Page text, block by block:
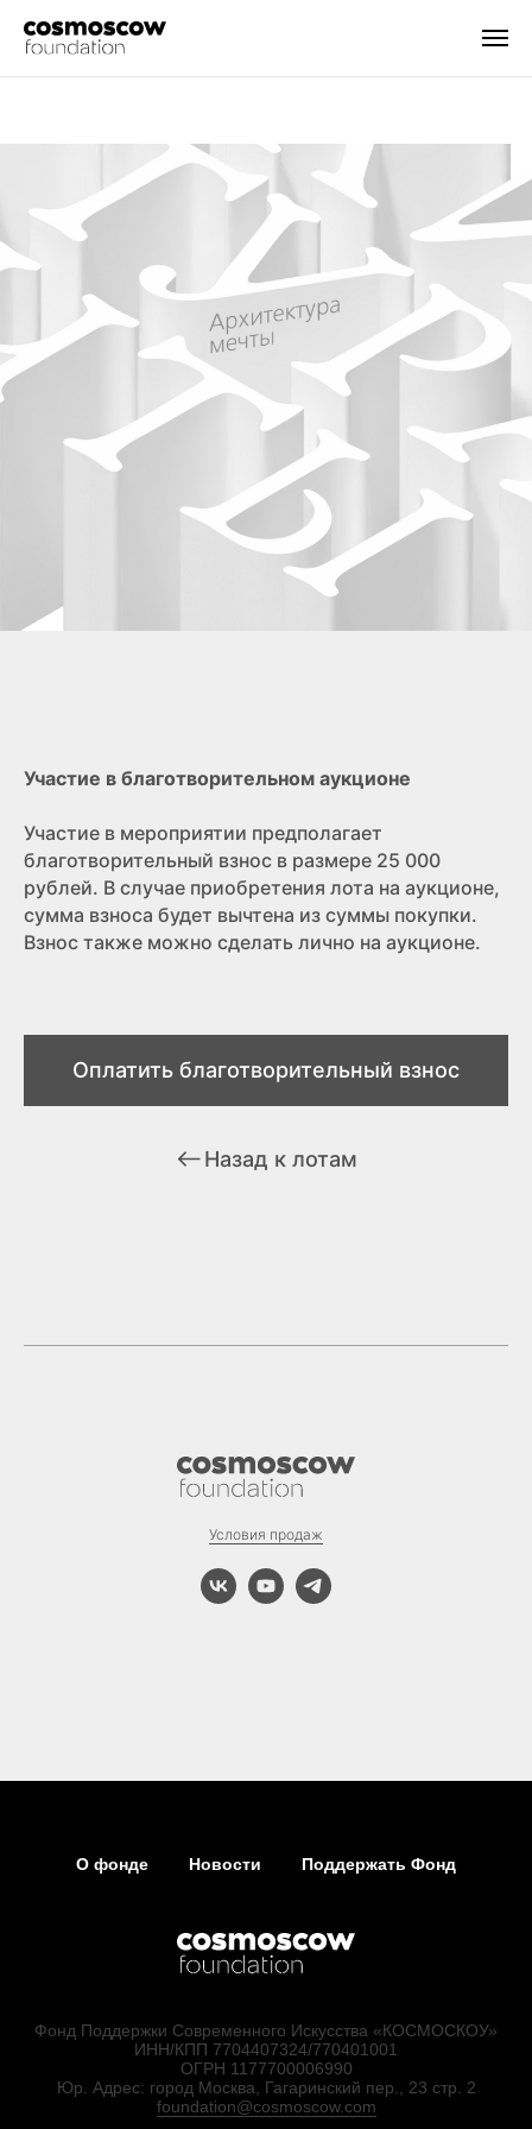
Участие в благотворительном аукционе
Участие в мероприятии предполагает
благотворительный взнос в размере 25 000
рублей. В случае приобретения лота на аукционе,
сумма взноса будет вычтена из суммы покупки.
Взнос также можно сделать лично на аукционе.
Оплатить благотворительный взнос
Назад к лотам
Условия продаж
О фонде Новости Поддержать Фонд
Фонд Поддержки Современного Искусства «КОСМОСКОУ»
ИНН/КПП 7704407324/770401001
ОГРН 1177700006990
Юр. Адрес: город Москва, Гагаринский пер., 23 стр. 2
foundation@cosmoscow.com